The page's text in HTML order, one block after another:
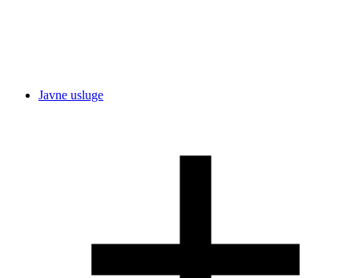
Javne usluge